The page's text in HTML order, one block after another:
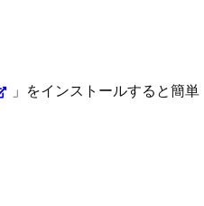
」をインストールすると簡単